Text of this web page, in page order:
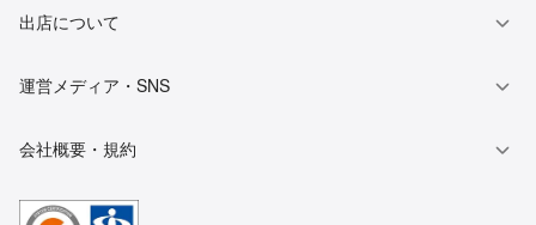
出店について
運営メディア・SNS
会社概要・規約